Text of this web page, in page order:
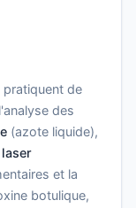
de
des
(azote liquide),
laser
et la
botulique,